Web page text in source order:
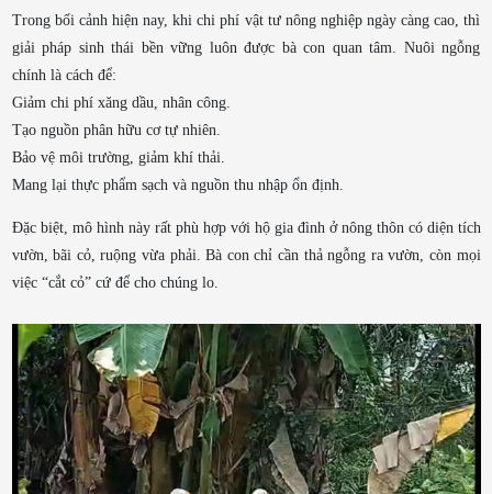
Trong bối cảnh hiện nay, khi chi phí vật tư nông nghiệp ngày càng cao, thì
giải pháp sinh thái bền vững luôn được bà con quan tâm. Nuôi ngỗng
chính là cách để:
Giảm chi phí xăng dầu, nhân công.
Tạo nguồn phân hữu cơ tự nhiên.
Bảo vệ môi trường, giảm khí thải.
Mang lại thực phẩm sạch và nguồn thu nhập ổn định.
Đặc biệt, mô hình này rất phù hợp với hộ gia đình ở nông thôn có diện tích
vườn, bãi cỏ, ruộng vừa phải. Bà con chỉ cần thả ngỗng ra vườn, còn mọi
việc “cắt cỏ” cứ để cho chúng lo.